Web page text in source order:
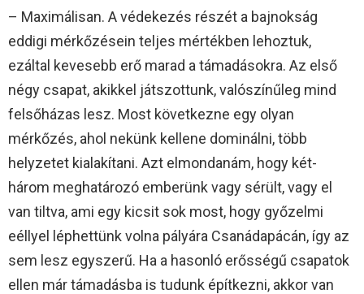
– Maximálisan. A védekezés részét a bajnokság
eddigi mérkőzésein teljes mértékben lehoztuk,
ezáltal kevesebb erő marad a támadásokra. Az első
négy csapat, akikkel játszottunk, valószínűleg mind
felsőházas lesz. Most következne egy olyan
mérkőzés, ahol nekünk kellene dominálni, több
helyzetet kialakítani. Azt elmondanám, hogy két-
három meghatározó emberünk vagy sérült, vagy el
van tiltva, ami egy kicsit sok most, hogy győzelmi
eéllyel léphettünk volna pályára Csanádapácán, így az
sem lesz egyszerű. Ha a hasonló erősségű csapatok
ellen már támadásba is tudunk építkezni, akkor van